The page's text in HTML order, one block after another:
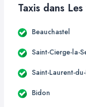
Taxis dans
Beauchastel
Saint-Cierge-la-
Saint-Laurent-
Bidon